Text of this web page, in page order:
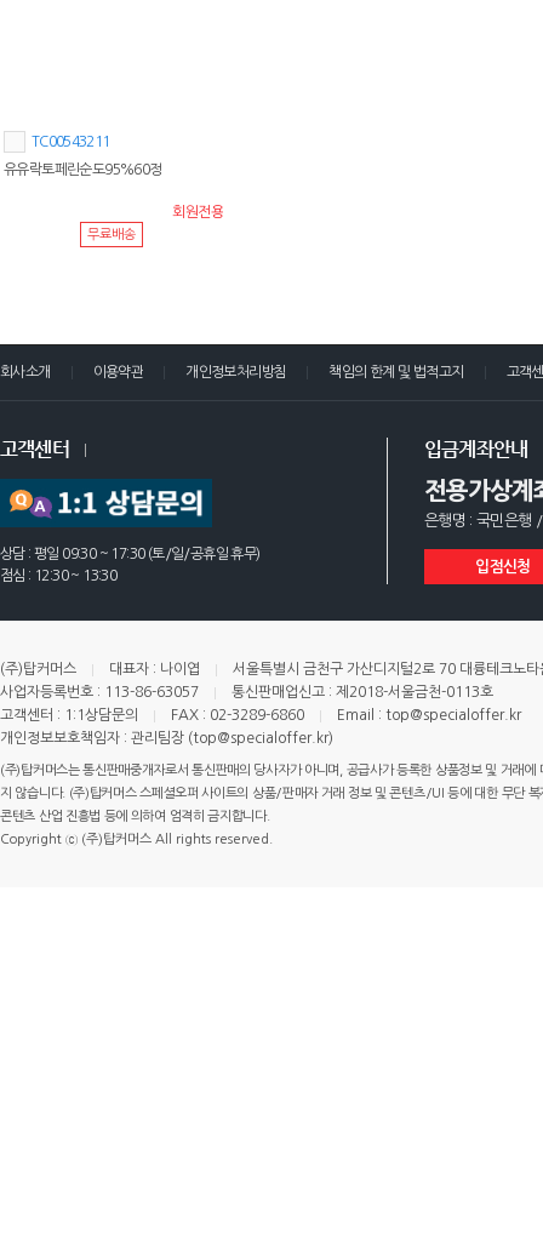
TC00543211
유유락토페린순도95%60정
회원전용
무료배송
회사소개 이용약관 개인정보처리방침 책임의 한계 및 법적고지 고객
고객센터
상담 : 평일 09:30 ~ 17:30 (토/일/공휴일 휴무)
점심 : 12:30 ~ 13:30
입금계좌안내
전용가상계
은행명 : 국민은행
입점신청
(주)탑커머스 대표자 : 나이엽
서울특별시 금천구 가산디지털2로 70 대륭테크노
사업자등록번호 : 113-86-63057
통신판매업신고 : 제2018-서울금천-0113호
고객센터 : 1:1상담문의
FAX : 02-3289-6860
Email : top@specialoffer.kr
개인정보보호책임자 : 관리팀장 (top@specialoffer.kr)
(주)탑커머스는 통신판매중개자로서 통신판매의 당사자가 아니며, 공급사가 등록한 상품정보 및 거래
지 않습니다. (주)탑커머스 스페셜오퍼 사이트의 상품/판매자 거래 정보 및 콘텐츠/UI 등에 대한 무단
콘텐츠 산업 진흥법 등에 의하여 엄격히 금지합니다.
Copyright ⓒ (주)탑커머스 All rights reserved.